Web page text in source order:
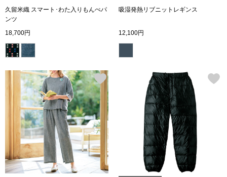
ダーウェア
アクセサリー
ン雑貨
リュック･バッ
その他
シューズ
スリップオン
久留米織 スマート･わた入りもんぺパ
ンツ
18,700円
吸湿発熱リブニットレギンス
12,100円